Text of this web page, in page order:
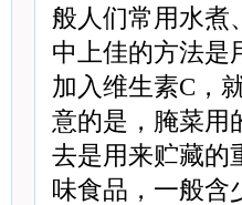
般人们常用水煮
中上佳的方法是
加入维生素C
意的是，腌菜用
去是用来贮藏的
味食品，一般含